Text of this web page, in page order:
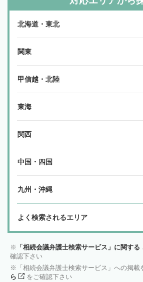
北海道・東北
関東
甲信越・北陸
東海
関西
中国・四国
九州・沖縄
よく検索されるエリア
「相続会議弁護士検索サービス」に関す
確認下さい
「相続会議弁護士検索サービス」への掲
ら
をご確認下さい